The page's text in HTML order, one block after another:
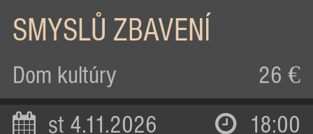
SMYSLŮ ZBAVENÍ
Dom kultúry 26 €
st 4.11.2026 18:00